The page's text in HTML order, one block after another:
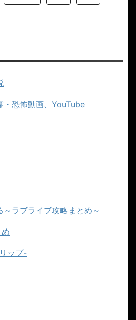
恐怖動画、YouTube
ラブライブ攻略まとめ～
ップ-